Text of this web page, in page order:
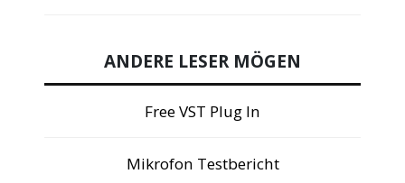
ANDERE LESER MÖGEN
Free VST Plug In
Mikrofon Testbericht